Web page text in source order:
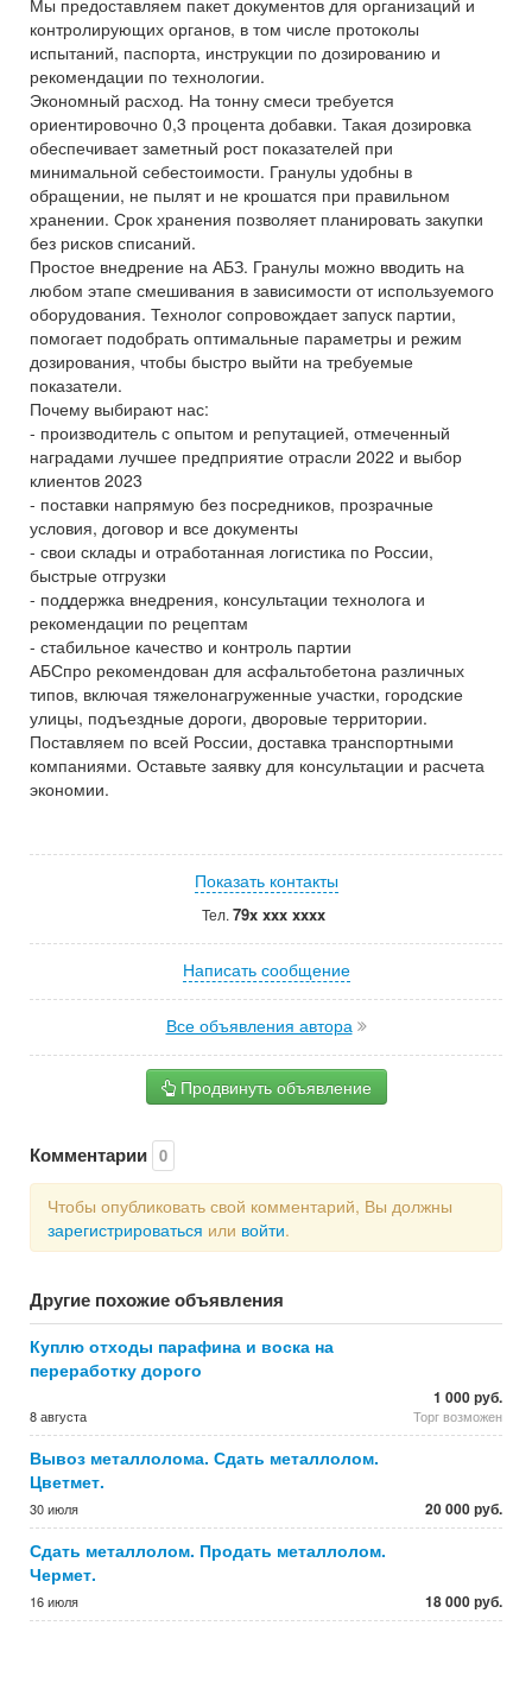
Мы предоставляем пакет документов для организаций и
контролирующих органов, в том числе протоколы
испытаний, паспорта, инструкции по дозированию и
рекомендации по технологии.
Экономный расход. На тонну смеси требуется
ориентировочно 0,3 процента добавки. Такая дозировка
обеспечивает заметный рост показателей при
минимальной себестоимости. Гранулы удобны в
обращении, не пылят и не крошатся при правильном
хранении. Срок хранения позволяет планировать закупки
без рисков списаний.
Простое внедрение на АБЗ. Гранулы можно вводить на
любом этапе смешивания в зависимости от используемого
оборудования. Технолог сопровождает запуск партии,
помогает подобрать оптимальные параметры и режим
дозирования, чтобы быстро выйти на требуемые
показатели.
Почему выбирают нас:
- производитель с опытом и репутацией, отмеченный
наградами лучшее предприятие отрасли 2022 и выбор
клиентов 2023
- поставки напрямую без посредников, прозрачные
условия, договор и все документы
- свои склады и отработанная логистика по России,
быстрые отгрузки
- поддержка внедрения, консультации технолога и
рекомендации по рецептам
- стабильное качество и контроль партии
АБСпро рекомендован для асфальтобетона различных
типов, включая тяжелонагруженные участки, городские
улицы, подъездные дороги, дворовые территории.
Поставляем по всей России, доставка транспортными
компаниями. Оставьте заявку для консультации и расчета
экономии.
Показать контакты
Тел. 79x xxx xxxx
Написать сообщение
Все объявления автора
Продвинуть объявление
Комментарии 0
Чтобы опубликовать свой комментарий, Вы должны
зарегистрироваться или войти.
Другие похожие объявления
Куплю отходы парафина и воска на
переработку дорого
8 августа
1 000 руб.
Торг возможен
Вывоз металлолома. Сдать металлолом.
Цветмет.
30 июля 20 000 руб.
Сдать металлолом. Продать металлолом.
Чермет.
16 июля 18 000 руб.